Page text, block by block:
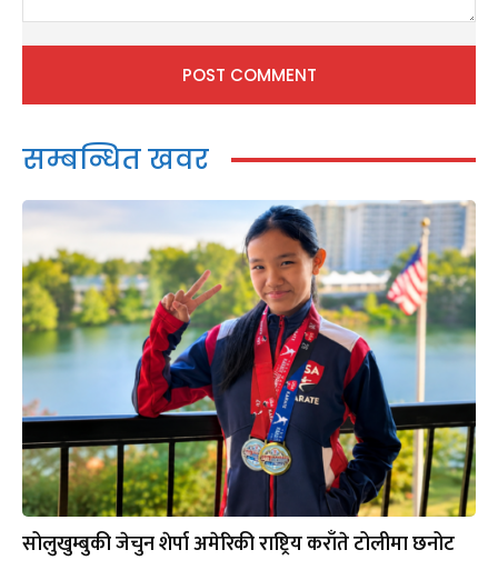
सम्बन्धित खवर
सोलुखुम्बुकी जेचुन शेर्पा अमेरिकी राष्ट्रिय कराँते टोलीमा छनोट